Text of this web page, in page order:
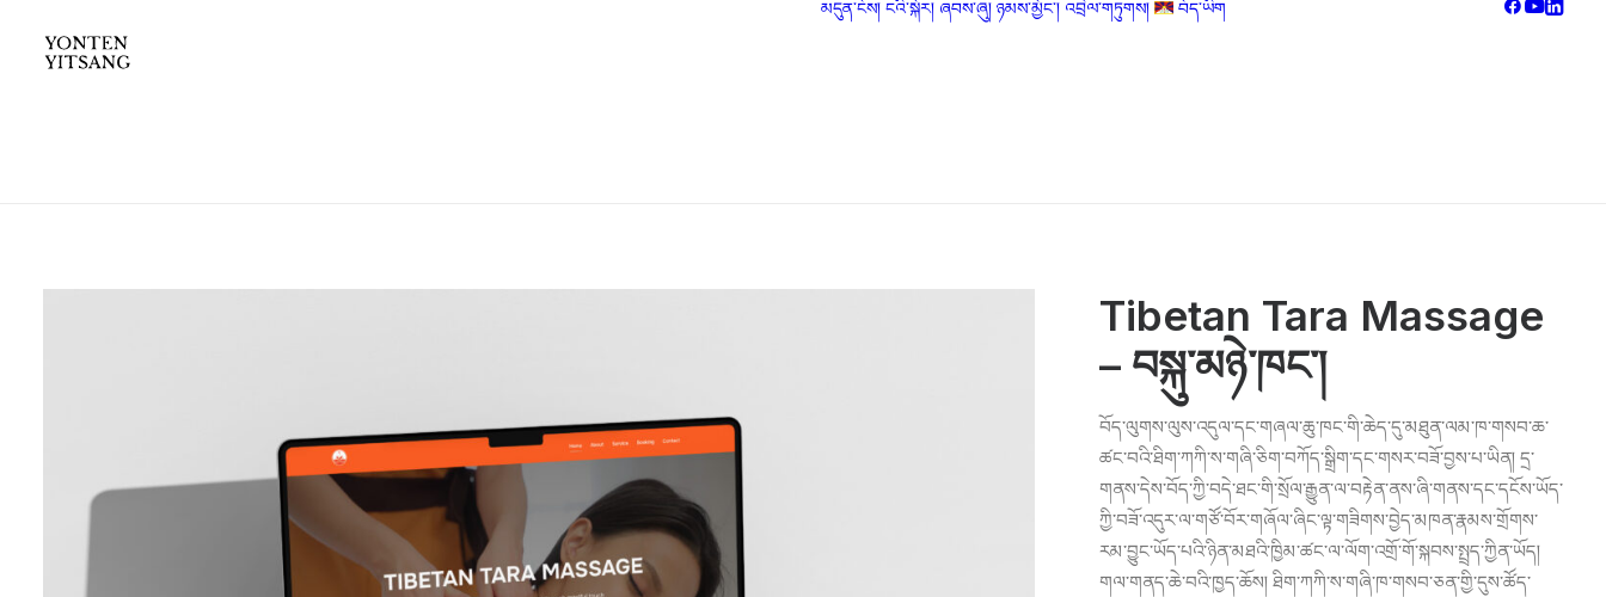
མདུན་ངོས། ངའི་སྐོར། ཞབས་ཞུ། ཉམས་མྱོང་། འབྲེལ་གཏུགས། བོད་ཡིག
Tibetan Tara Massage
– བསྐུ་མཉེ་ཁང་།
བོད་ལུགས་ལུས་འདུལ་དང་གཞལ་ཆུ་ཁང་གི་ཆེད་དུ་མཐུན་ལམ་ཁ་གསབ་ཆ་
ཚང་བའི་ཐིག་ཀཀི་ས་གཞི་ཅིག་བཀོད་སྒྲིག་དང་གསར་བཟོ་བྱས་པ་ཡིན། དྲ་
གནས་དེས་བོད་ཀྱི་བདེ་ཐང་གི་སྲོལ་རྒྱུན་ལ་བརྟེན་ནས་ཞི་གནས་དང་དངོས་ཡོད་
ཀྱི་བཟོ་འདུར་ལ་གཙོ་བོར་གཞོལ་ཞིང་ལྟ་གཟིགས་བྱེད་མཁན་རྣམས་གྲོགས་
རམ་བྱུང་ཡོད་པའི་ཉིན་མཐའི་ཁྱིམ་ཚང་ལ་ལོག་འགྲོ་གོ་སྐབས་སྤྲད་ཀྱིན་ཡོད།
གལ་གནད་ཆེ་བའི་ཁྱད་ཆོས། ཐིག་ཀཀི་ས་གཞི་ཁ་གསབ་ཅན་གྱི་དུས་ཚོད་